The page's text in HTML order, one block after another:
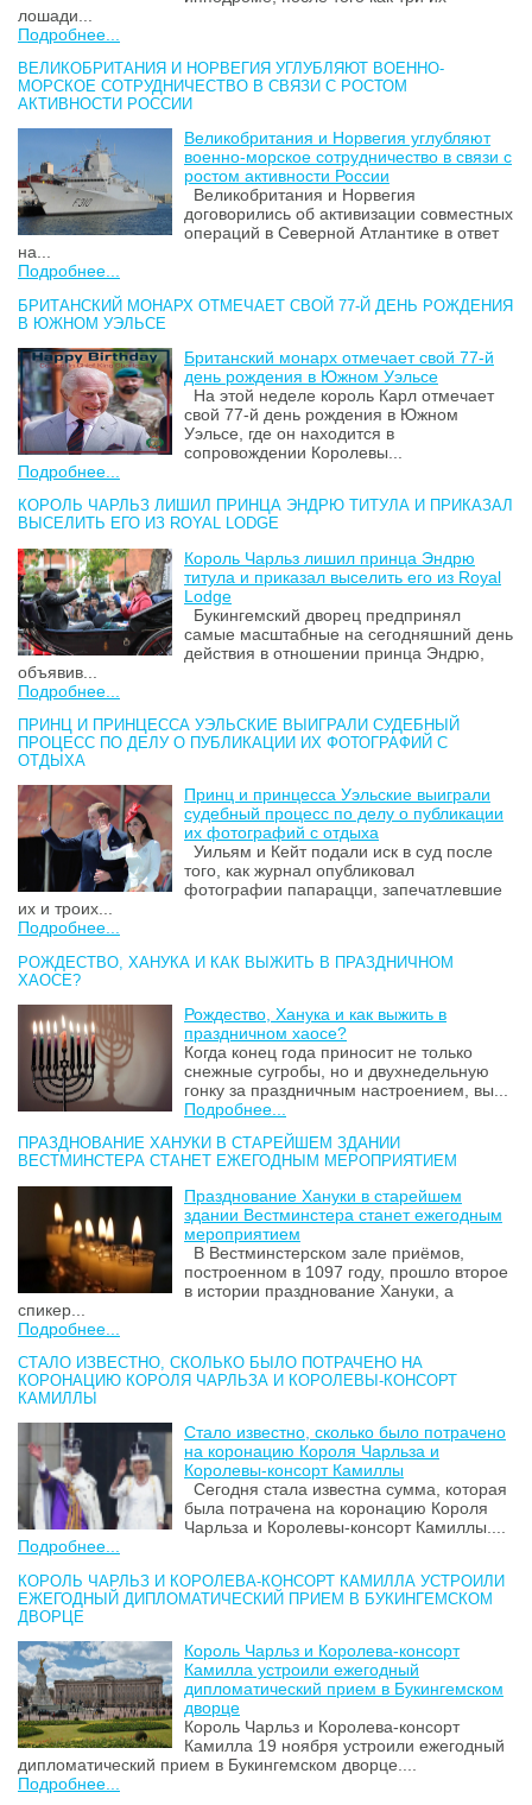
лошади...
Подробнее...
ВЕЛИКОБРИТАНИЯ И НОРВЕГИЯ УГЛУБЛЯЮТ ВОЕННО-
МОРСКОЕ СОТРУДНИЧЕСТВО В СВЯЗИ С РОСТОМ
АКТИВНОСТИ РОССИИ
Великобритания и Норвегия углубляют
военно-морское сотрудничество в связи с
ростом активности России
Великобритания и Норвегия
договорились об активизации совместных
операций в Северной Атлантике в ответ
на...
Подробнее...
БРИТАНСКИЙ МОНАРХ ОТМЕЧАЕТ СВОЙ 77-Й ДЕНЬ РОЖДЕНИЯ
В ЮЖНОМ УЭЛЬСЕ
Британский монарх отмечает свой 77-й
день рождения в Южном Уэльсе
На этой неделе король Карл отмечает
свой 77-й день рождения в Южном
Уэльсе, где он находится в
сопровождении Королевы...
Подробнее...
КОРОЛЬ ЧАРЛЬЗ ЛИШИЛ ПРИНЦА ЭНДРЮ ТИТУЛА И ПРИКАЗАЛ
ВЫСЕЛИТЬ ЕГО ИЗ ROYAL LODGE
Король Чарльз лишил принца Эндрю
титула и приказал выселить его из Royal
Lodge
Букингемский дворец предпринял
самые масштабные на сегодняшний день
действия в отношении принца Эндрю,
объявив...
Подробнее...
ПРИНЦ И ПРИНЦЕССА УЭЛЬСКИЕ ВЫИГРАЛИ СУДЕБНЫЙ
ПРОЦЕСС ПО ДЕЛУ О ПУБЛИКАЦИИ ИХ ФОТОГРАФИЙ С
ОТДЫХА
Принц и принцесса Уэльские выиграли
судебный процесс по делу о публикации
их фотографий с отдыха
Уильям и Кейт подали иск в суд после
того, как журнал опубликовал
фотографии папарацци, запечатлевшие
их и троих...
Подробнее...
РОЖДЕСТВО, ХАНУКА И КАК ВЫЖИТЬ В ПРАЗДНИЧНОМ
ХАОСЕ?
Рождество, Ханука и как выжить в
праздничном хаосе?
Когда конец года приносит не только
снежные сугробы, но и двухнедельную
гонку за праздничным настроением, вы...
Подробнее...
ПРАЗДНОВАНИЕ ХАНУКИ В СТАРЕЙШЕМ ЗДАНИИ
ВЕСТМИНСТЕРА СТАНЕТ ЕЖЕГОДНЫМ МЕРОПРИЯТИЕМ
Празднование Хануки в старейшем
здании Вестминстера станет ежегодным
мероприятием
В Вестминстерском зале приёмов,
построенном в 1097 году, прошло второе
в истории празднование Хануки, а
спикер...
Подробнее...
СТАЛО ИЗВЕСТНО, СКОЛЬКО БЫЛО ПОТРАЧЕНО НА
КОРОНАЦИЮ КОРОЛЯ ЧАРЛЬЗА И КОРОЛЕВЫ-КОНСОРТ
КАМИЛЛЫ
Стало известно, сколько было потрачено
на коронацию Короля Чарльза и
Королевы-консорт Камиллы
Сегодня стала известна сумма, которая
была потрачена на коронацию Короля
Чарльза и Королевы-консорт Камиллы....
Подробнее...
КОРОЛЬ ЧАРЛЬЗ И КОРОЛЕВА-КОНСОРТ КАМИЛЛА УСТРОИЛИ
ЕЖЕГОДНЫЙ ДИПЛОМАТИЧЕСКИЙ ПРИЕМ В БУКИНГЕМСКОМ
ДВОРЦЕ
Король Чарльз и Королева-консорт
Камилла устроили ежегодный
дипломатический прием в Букингемском
дворце
Король Чарльз и Королева-консорт
Камилла 19 ноября устроили ежегодный
дипломатический прием в Букингемском дворце....
Подробнее...